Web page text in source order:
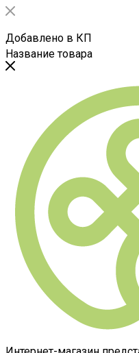
Добавлено в КП
Название товара